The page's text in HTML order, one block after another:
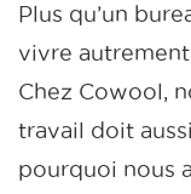
Plus qu’un
vivre autrement
Chez Cowool,
travail doit
pourquoi nous